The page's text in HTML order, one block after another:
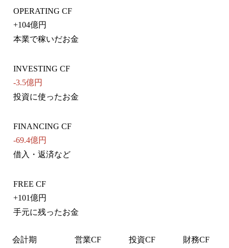
OPERATING CF
+104億円
本業で稼いだお金
INVESTING CF
-3.5億円
投資に使ったお金
FINANCING CF
-69.4億円
借入・返済など
FREE CF
+101億円
手元に残ったお金
会計期 営業CF 投資CF 財務CF